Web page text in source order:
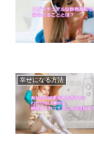
幸せになる方法